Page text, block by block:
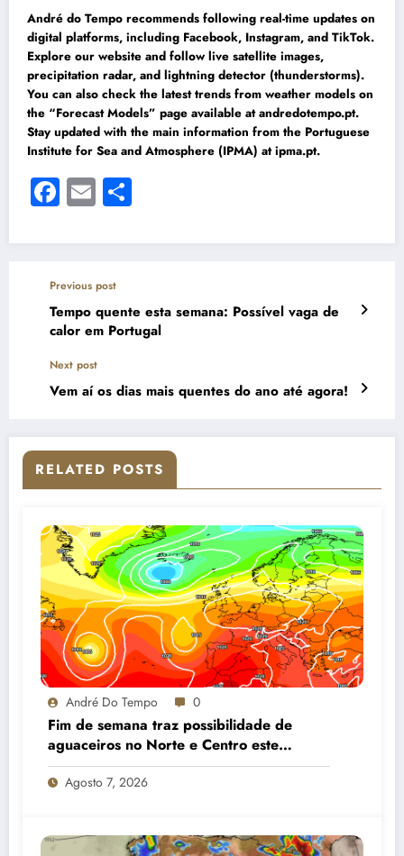
André do Tempo recommends following real-time updates on
digital platforms, including Facebook, Instagram, and TikTok.
Explore our website and follow live satellite images,
precipitation radar, and lightning detector (thunderstorms).
You can also check the latest trends from weather models on
the “Forecast Models” page available at andredotempo.pt.
Stay updated with the main information from the Portuguese
Institute for Sea and Atmosphere (IPMA) at ipma.pt.
Facebook
Email
Previous post
Tempo quente esta semana: Possível vaga de
calor em Portugal
Next post
Vem aí os dias mais quentes do ano até agora!
RELATED POSTS
André Do Tempo 0
Fim de semana traz possibilidade de
aguaceiros no Norte e Centro este
sábado e gradual descida das
temperaturas no domingo
Agosto 7, 2026